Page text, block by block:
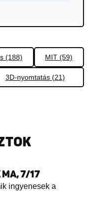
(188) MIT (59)
3D-nyomtatás (21)
MA, 7/17
ingyenesek a